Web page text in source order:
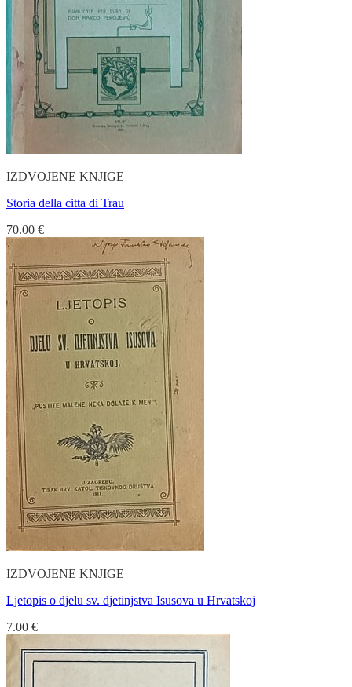
IZDVOJENE KNJIGE
Storia della citta di Trau
70.00 €
IZDVOJENE KNJIGE
Ljetopis o djelu sv. djetinjstva Isusova u Hrvatskoj
7.00 €